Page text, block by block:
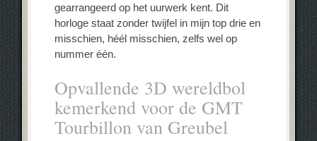
gearrangeerd op het uurwerk kent. Dit
horloge staat zonder twijfel in mijn top drie en
misschien, héél misschien, zelfs wel op
nummer één.
Opvallende 3D wereldbol
kemerkend voor de GMT
Tourbillon van Greubel